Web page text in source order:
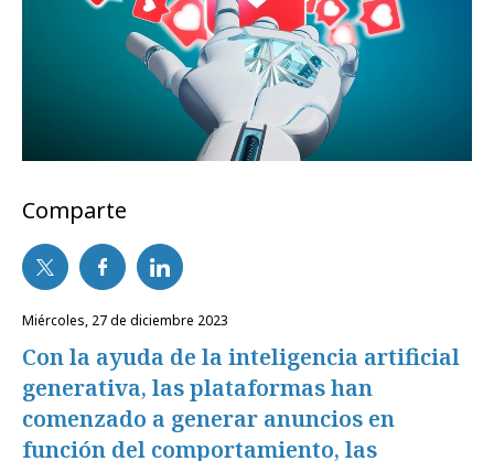
Comparte
miércoles, 27 de diciembre 2023
Con la ayuda de la inteligencia artificial
generativa, las plataformas han
comenzado a generar anuncios en
función del comportamiento, las